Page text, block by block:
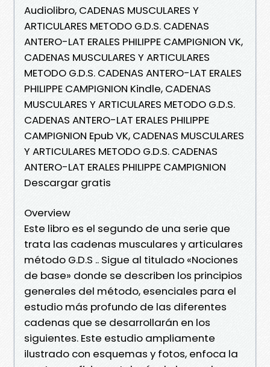
Audiolibro, CADENAS MUSCULARES Y
ARTICULARES METODO G.D.S. CADENAS
ANTERO-LAT ERALES PHILIPPE CAMPIGNION VK,
CADENAS MUSCULARES Y ARTICULARES
METODO G.D.S. CADENAS ANTERO-LAT ERALES
PHILIPPE CAMPIGNION Kindle, CADENAS
MUSCULARES Y ARTICULARES METODO G.D.S.
CADENAS ANTERO-LAT ERALES PHILIPPE
CAMPIGNION Epub VK, CADENAS MUSCULARES
Y ARTICULARES METODO G.D.S. CADENAS
ANTERO-LAT ERALES PHILIPPE CAMPIGNION
Descargar gratis
Overview
Este libro es el segundo de una serie que
trata las cadenas musculares y articulares
método G.D.S .. Sigue al titulado «Nociones
de base» donde se describen los principios
generales del método, esenciales para el
estudio más profundo de las diferentes
cadenas que se desarrollarán en los
siguientes. Este estudio ampliamente
ilustrado con esquemas y fotos, enfoca la